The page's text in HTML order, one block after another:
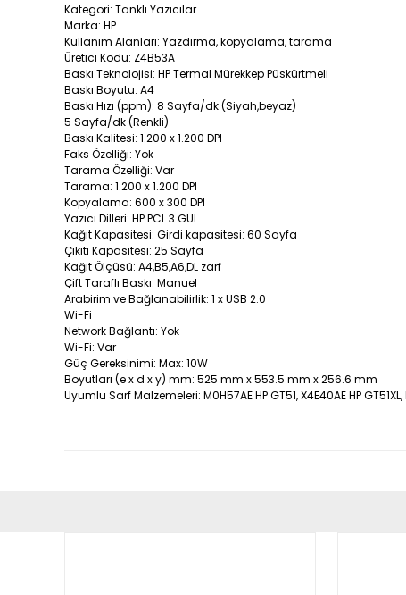
Kategori: Tanklı Yazıcılar
Marka: HP
Kullanım Alanları: Yazdırma, kopyalama, tarama
Üretici Kodu: Z4B53A
Baskı Teknolojisi: HP Termal Mürekkep Püskürtmeli
Baskı Boyutu: A4
Baskı Hızı (ppm): 8 Sayfa/dk (Siyah,beyaz)
5 Sayfa/dk (Renkli)
Baskı Kalitesi: 1.200 x 1.200 DPI
Faks Özelliği: Yok
Tarama Özelliği: Var
Tarama: 1.200 x 1.200 DPI
Kopyalama: 600 x 300 DPI
Yazıcı Dilleri: HP PCL 3 GUI
Kağıt Kapasitesi: Girdi kapasitesi: 60 Sayfa
Çıkıtı Kapasitesi: 25 Sayfa
Kağıt Ölçüsü: A4,B5,A6,DL zarf
Çift Taraflı Baskı: Manuel
Arabirim ve Bağlanabilirlik: 1 x USB 2.0
Wi-Fi
Network Bağlantı: Yok
Wi-Fi: Var
Güç Gereksinimi: Max: 10W
Boyutları (e x d x y) mm: 525 mm x 553.5 mm x 256.6 mm
Uyumlu Sarf Malzemeleri: M0H57AE HP GT51, X4E40AE HP